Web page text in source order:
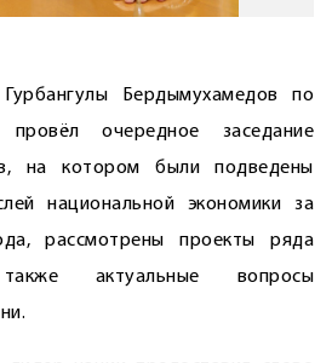
Бердымухамедов по
очередное заседание
на котором были подведены
национальной экономики за
рассмотрены проекты ряда
актуальные вопросы